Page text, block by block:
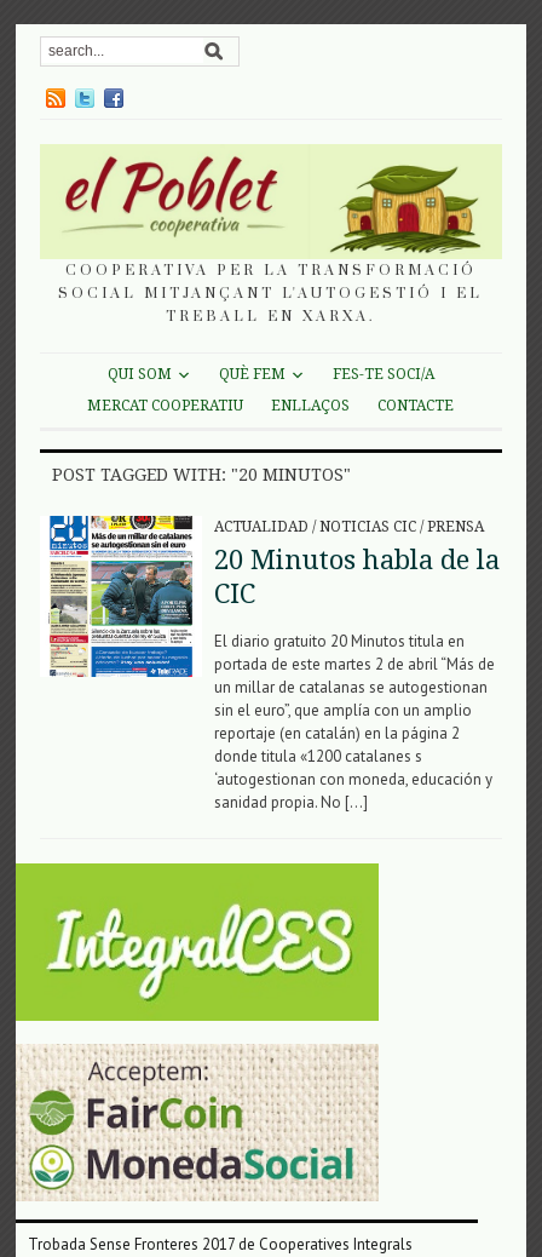
COOPERATIVA PER LA TRANSFORMACIÓ
SOCIAL MITJANÇANT L'AUTOGESTIÓ I EL
TREBALL EN XARXA.
QUI SOM QUÈ FEM
FES-TE SOCI/A
MERCAT COOPERATIU
ENLLAÇOS CONTACTE
POST TAGGED WITH: "20 MINUTOS"
ACTUALIDAD /NOTICIAS CIC/PRENSA
20 Minutos habla de la
CIC
El diario gratuito 20 Minutos titula en
portada de este martes 2 de abril “Más de
un millar de catalanas se autogestionan
sin el euro”, que amplía con un amplio
reportaje (en catalán) en la página 2
donde titula «1200 catalanes s
‘autogestionan con moneda, educación y
sanidad propia. No […]
Trobada Sense Fronteres 2017 de Cooperatives Integrals